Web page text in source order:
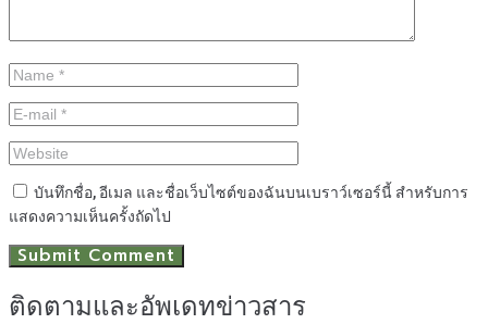
บันทึกชื่อ, อีเมล และชื่อเว็บไซต์ของฉันบนเบราว์เซอร์นี้ สำหรับการ
แสดงความเห็นครั้งถัดไป
ติดตามและอัพเดทข่าวสาร